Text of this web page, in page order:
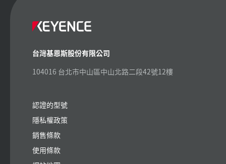
台灣基恩斯股份有限公司
104016 台北市中山區中山北路二段42號12樓
認證的型號
隱私權政策
銷售條款
使用條款